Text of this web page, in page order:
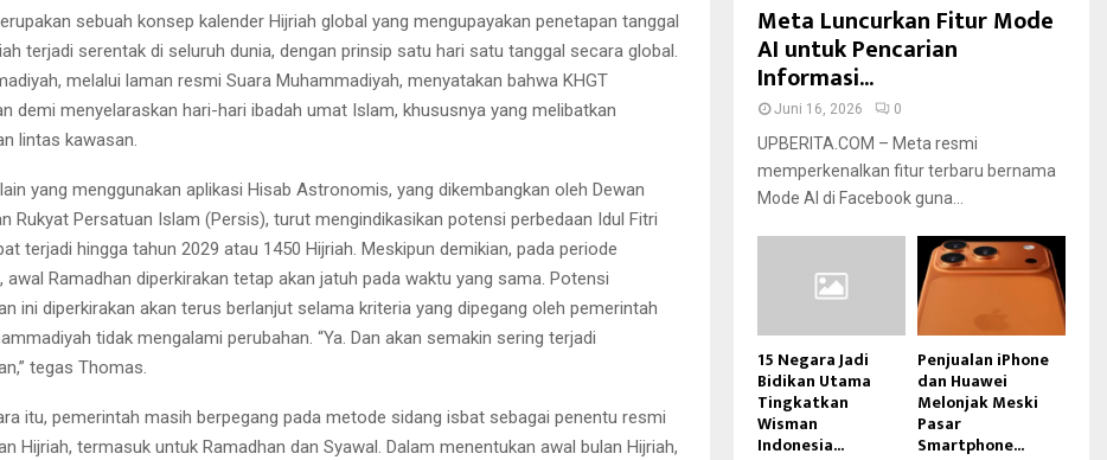
sebuah konsep kalender Hijriah global yang mengupayakan penetapan tanggal
terjadi serentak di seluruh dunia, dengan prinsip satu hari satu tanggal secara global.
melalui laman resmi Suara Muhammadiyah, menyatakan bahwa KHGT
demi menyelaraskan hari-hari ibadah umat Islam, khususnya yang melibatkan
lintas kawasan.
yang menggunakan aplikasi Hisab Astronomis, yang dikembangkan oleh Dewan
Rukyat Persatuan Islam (Persis), turut mengindikasikan potensi perbedaan Idul Fitri
terjadi hingga tahun 2029 atau 1450 Hijriah. Meskipun demikian, pada periode
awal Ramadhan diperkirakan tetap akan jatuh pada waktu yang sama. Potensi
ini diperkirakan akan terus berlanjut selama kriteria yang dipegang oleh pemerintah
tidak mengalami perubahan. “Ya. Dan akan semakin sering terjadi
tegas Thomas.
itu, pemerintah masih berpegang pada metode sidang isbat sebagai penentu resmi
Hijriah, termasuk untuk Ramadhan dan Syawal. Dalam menentukan awal bulan Hijriah,
Meta Luncurkan Fitur Mode
AI untuk Pencarian
Informasi...
Juni 16, 2026 0
UPBERITA.COM – Meta resmi
memperkenalkan fitur terbaru bernama
Mode AI di Facebook guna...
15 Negara Jadi
Bidikan Utama
Tingkatkan
Wisman
Indonesia...
Penjualan iPhone
dan Huawei
Melonjak Meski
Pasar
Smartphone...